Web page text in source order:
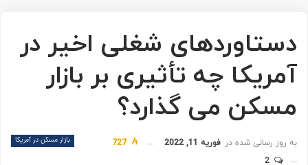
دستاوردهای شغلی اخیر در
آمریکا چه تأثیری بر بازار
مسکن می گذارد؟
بازار مسکن در آمریکا به روز رسانی شده در فوریه 11, 2022
727